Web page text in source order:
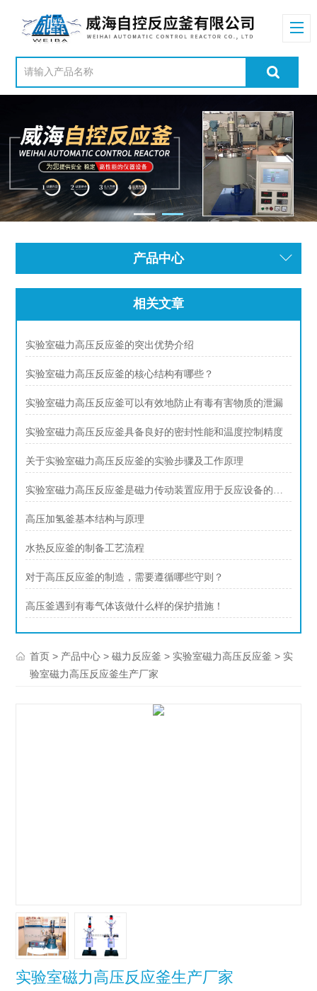
产品中心
相关文章
实验室磁力高压反应釜的突出优势介绍
实验室磁力高压反应釜的核心结构有哪些？
实验室磁力高压反应釜可以有效地防止有毒有害物质的泄漏
实验室磁力高压反应釜具备良好的密封性能和温度控制精度
关于实验室磁力高压反应釜的实验步骤及工作原理
实验室磁力高压反应釜是磁力传动装置应用于反应设备的典型创新
高压加氢釜基本结构与原理
水热反应釜的制备工艺流程
对于高压反应釜的制造，需要遵循哪些守则？
高压釜遇到有毒气体该做什么样的保护措施！
首页 > 产品中心 >磁力反应釜 > 实验室磁力高压反应釜 > 实
验室磁力高压反应釜生产厂家
实验室磁力高压反应釜生产厂家